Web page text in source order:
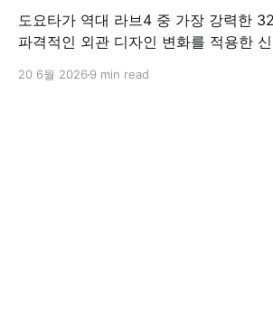
도요타가 역대 라브4 중 가장 강력한
파격적인 외관 디자인 변화를 적용한
충전이 가능하고 전기 모드로만 70km
20 6월 2026 9 min read